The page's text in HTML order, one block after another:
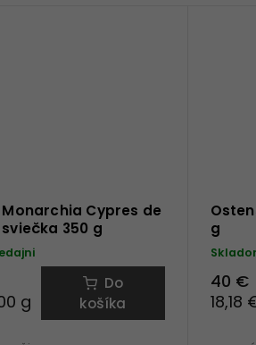
Monarchia Cypres de
350 g
g
Do
košíka
g
40 €
18,18